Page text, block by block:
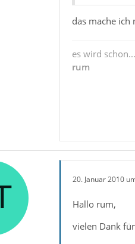
das mache ich
es wird
rum
20. Januar 2010
Hallo rum,
vielen Dank